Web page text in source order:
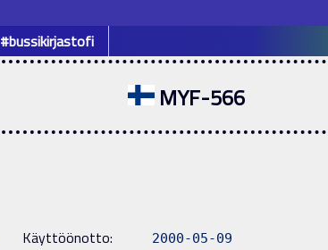
#bussikirjastofi
MYF-566
Käyttöönotto: 2000-05-09